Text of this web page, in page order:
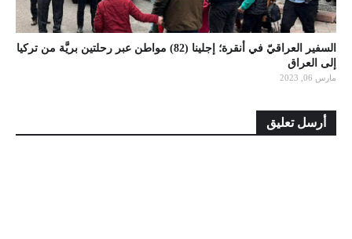
السفير العراقيّ في أنقرة؛ إجلينا (82) مواطن عبر رحلتين بريَّة من تركيا
إلى العراق
مارس 06, 2023
أرسل تعليق